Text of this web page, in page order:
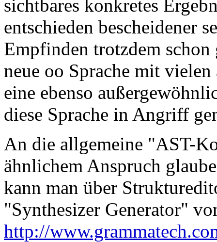
sichtbares konkretes
entschieden bescheidener
Empfinden trotzdem
neue oo Sprache mit
eine ebenso
diese Sprache in Angriff
An die allgemeine "AST-
ähnlichem Anspruch
kann man über
"Synthesizer Generator"
http://